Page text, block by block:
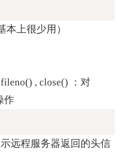
本上很少用）
, close() ：对
作
示远程服务器返回的头信